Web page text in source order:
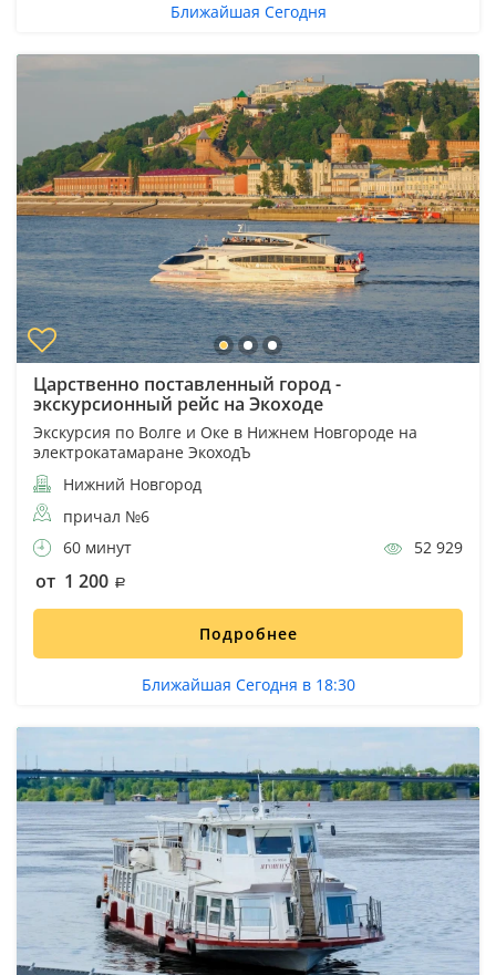
Ближайшая Сегодня
Царственно поставленный город -
экскурсионный рейс на Экоходе
Экскурсия по Волге и Оке в Нижнем Новгороде на
электрокатамаране ЭкоходЪ
Нижний Новгород
причал №6
60 минут
52 929
от 1 200
Подробнее
Ближайшая Сегодня в 18:30